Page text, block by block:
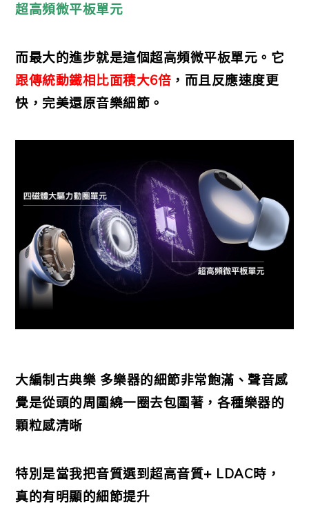
超高頻微平板單元
而最大的進步就是這個超高頻微平板單元。它
跟傳統動鐵相比面積大6倍 ，而且反應速度更
快，完美還原音樂細節。
大編制古典樂 多樂器的細節非常飽滿、聲音感
覺是從頭的周圍繞一圈去包圍著，各種樂器的
顆粒感清晰
特別是當我把音質選到超高音質+ LDAC時，
真的有明顯的細節提升